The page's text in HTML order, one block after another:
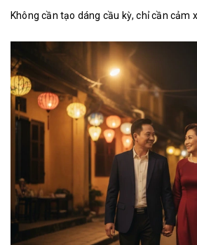
Không cần tạo dáng cầu kỳ, chỉ cần cảm